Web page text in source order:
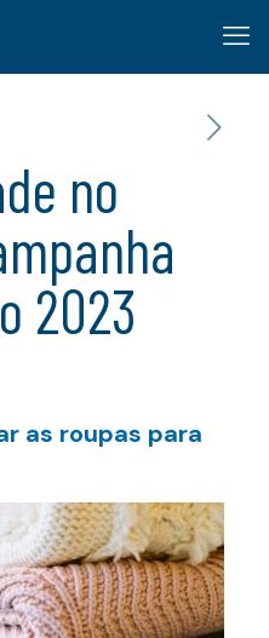
no
2023
as roupas para